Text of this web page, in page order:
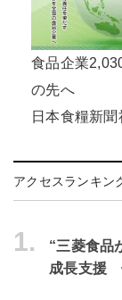
食品企業
の先へ
日本食糧新聞
アクセスランキン
1.
“三菱食品
成長支援